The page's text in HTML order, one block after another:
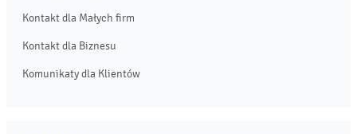
Kontakt dla Małych firm
Kontakt dla Biznesu
Komunikaty dla Klientów